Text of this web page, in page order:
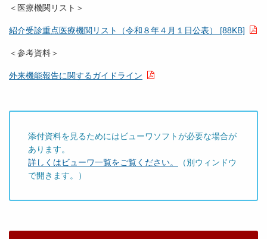
＜医療機関リスト＞
紹介受診重点医療機関リスト（令和８年４月１日公表） [88KB]
＜参考資料＞
外来機能報告に関するガイドライン
添付資料を見るためにはビューワソフトが必要な場合が
あります。
詳しくはビューワ一覧をご覧ください。
（別ウィンドウ
で開きます。）